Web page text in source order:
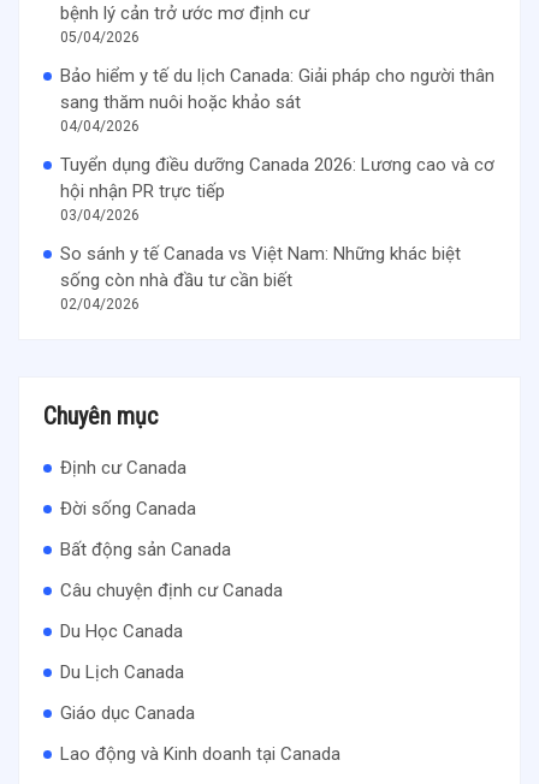
bệnh lý cản trở ước mơ định cư
05/04/2026
Bảo hiểm y tế du lịch Canada: Giải pháp cho người thân
sang thăm nuôi hoặc khảo sát
04/04/2026
Tuyển dụng điều dưỡng Canada 2026: Lương cao và cơ
hội nhận PR trực tiếp
03/04/2026
So sánh y tế Canada vs Việt Nam: Những khác biệt
sống còn nhà đầu tư cần biết
02/04/2026
Chuyên mục
Định cư Canada
Đời sống Canada
Bất động sản Canada
Câu chuyện định cư Canada
Du Học Canada
Du Lịch Canada
Giáo dục Canada
Lao động và Kinh doanh tại Canada